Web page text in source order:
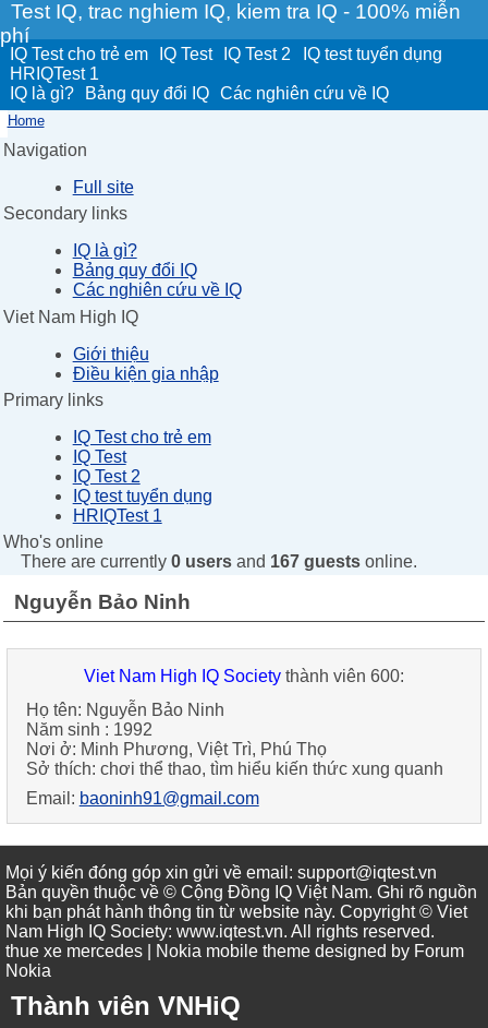
Test IQ, trac nghiem IQ, kiem tra IQ - 100% miễn
phí
IQ Test cho trẻ em IQ Test IQ Test 2
IQ test tuyển dụng
HRIQTest 1
IQ là gì?
Bảng quy đổi IQ Các nghiên cứu về IQ
Home
Navigation
Full site
Secondary links
IQ là gì?
Bảng quy đổi IQ
Các nghiên cứu về IQ
Viet Nam High IQ
Giới thiệu
Điều kiện gia nhập
Primary links
IQ Test cho trẻ em
IQ Test
IQ Test 2
IQ test tuyển dụng
HRIQTest 1
Who's online
There are currently 0 usersand 167 guestsonline.
Nguyễn Bảo Ninh
Viet Nam High IQ Societythành viên 600:
Họ tên: Nguyễn Bảo Ninh
Năm sinh : 1992
Nơi ở: Minh Phương, Việt Trì, Phú Thọ
Sở thích: chơi thể thao, tìm hiểu kiến thức xung quanh
Email: baoninh91@gmail.com
Mọi ý kiến đóng góp xin gửi về email: support@iqtest.vn
Bản quyền thuộc về © Cộng Đồng IQ Việt Nam. Ghi rõ nguồn
khi bạn phát hành thông tin từ website này. Copyright © Viet
Nam High IQ Society: www.iqtest.vn. All rights reserved.
thue xe mercedes | Nokia mobile theme designed by Forum
Nokia
Thành viên VNHiQ